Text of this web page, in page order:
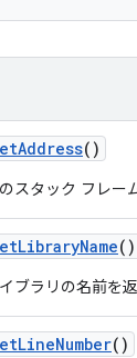
Address()
スタック フレー
LibraryName()
ブラリの名前を返
LineNumber()